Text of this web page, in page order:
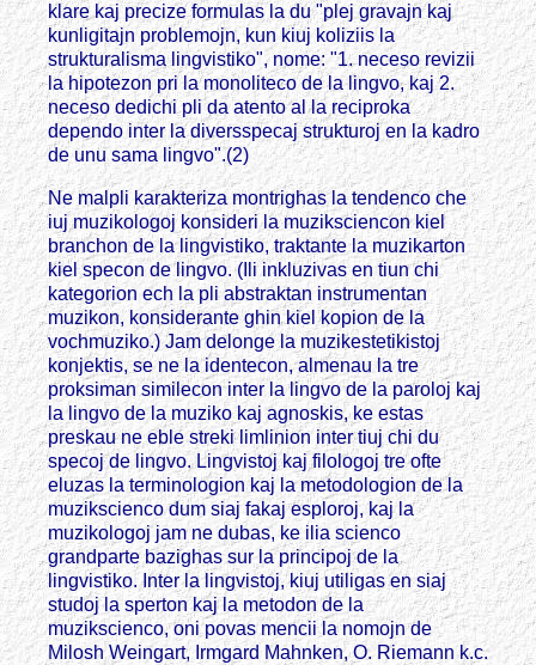
klare kaj precize formulas la du "plej gravajn kaj
kunligitajn problemojn, kun kiuj koliziis la
strukturalisma lingvistiko", nome: "1. neceso revizii
la hipotezon pri la monoliteco de la lingvo, kaj 2.
neceso dedichi pli da atento al la reciproka
dependo inter la diversspecaj strukturoj en la kadro
de unu sama lingvo".(2)
Ne malpli karakteriza montrighas la tendenco che
iuj muzikologoj konsideri la muziksciencon kiel
branchon de la lingvistiko, traktante la muzikarton
kiel specon de lingvo. (Ili inkluzivas en tiun chi
kategorion ech la pli abstraktan instrumentan
muzikon, konsiderante ghin kiel kopion de la
vochmuziko.) Jam delonge la muzikestetikistoj
konjektis, se ne la identecon, almenau la tre
proksiman similecon inter la lingvo de la paroloj kaj
la lingvo de la muziko kaj agnoskis, ke estas
preskau ne eble streki limlinion inter tiuj chi du
specoj de lingvo. Lingvistoj kaj filologoj tre ofte
eluzas la terminologion kaj la metodologion de la
muzikscienco dum siaj fakaj esploroj, kaj la
muzikologoj jam ne dubas, ke ilia scienco
grandparte bazighas sur la principoj de la
lingvistiko. Inter la lingvistoj, kiuj utiligas en siaj
studoj la sperton kaj la metodon de la
muzikscienco, oni povas mencii la nomojn de
Milosh Weingart, Irmgard Mahnken, O. Riemann k.c.